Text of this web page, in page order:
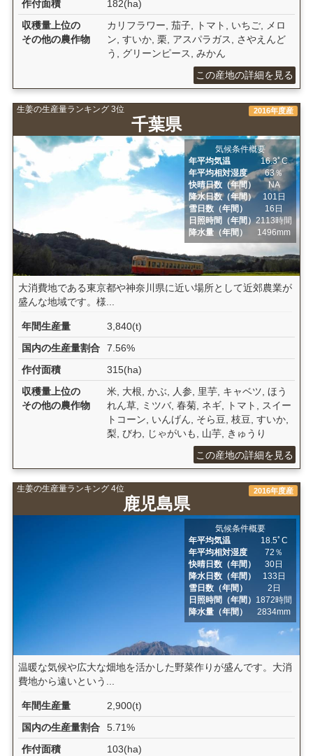
作付面積
182(ha)
収穫量上位の
その他の農作物
カリフラワー, 茄子, トマト, いちご, メロ
ン, すいか, 栗, アスパラガス, さやえんど
う, グリーンピース, みかん
この産地の詳細を見る
生姜の生産量ランキング 3位
千葉県
2016年度産
気候条件概要
年平均気温
16.3ﾟC
年平均相対湿度
63％
快晴日数（年間）
NA
降水日数（年間）
101日
雪日数（年間）
16日
日照時間（年間）2113時間
降水量（年間）
1496mm
大消費地である東京都や神奈川県に近い場所として近郊農業が
盛んな地域です。様...
年間生産量
3,840(t)
国内の生産量割合
7.56%
作付面積
315(ha)
収穫量上位の
その他の農作物
米, 大根, かぶ, 人参, 里芋, キャベツ, ほう
れん草, ミツバ, 春菊, ネギ, トマト, スイー
トコーン, いんげん, そら豆, 枝豆, すいか,
梨, びわ, じゃがいも, 山芋, きゅうり
この産地の詳細を見る
生姜の生産量ランキング 4位
鹿児島県
2016年度産
気候条件概要
年平均気温
18.5ﾟC
年平均相対湿度
72％
快晴日数（年間）
30日
降水日数（年間）
133日
雪日数（年間）
2日
日照時間（年間） 1872時間
降水量（年間）
2834mm
温暖な気候や広大な畑地を活かした野菜作りが盛んです。大消
費地から遠いという...
年間生産量
2,900(t)
国内の生産量割合
5.71%
作付面積
103(ha)